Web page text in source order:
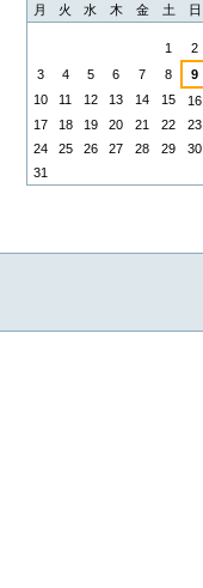
月 火 水 木 金 土 日
1
2
3
4 5 6 7 8
9
10
11 12 13 14 15
16
17
18 19 20 21 22
23
24
25 26 27 28 29
30
31